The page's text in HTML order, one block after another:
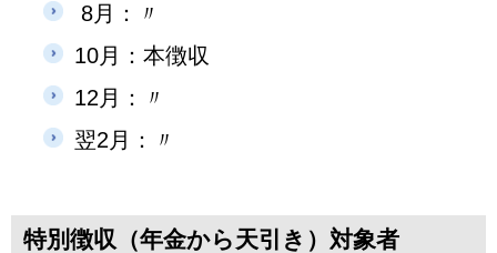
8月：〃
10月：本徴収
12月：〃
翌2月：〃
特別徴収（年金から天引き）対象者